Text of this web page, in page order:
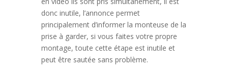
donc inutile, l’annonce permet
principalement d’informer la monteuse de la
prise à garder, si vous faites votre propre
montage, toute cette étape est inutile et
peut être sautée sans problème.